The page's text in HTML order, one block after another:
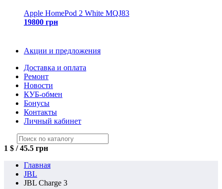
Apple HomePod 2 White MQJ83
19800 грн
Акции и предложения
Доставка и оплата
Ремонт
Новости
КУБ-обмен
Бонусы
Контакты
Личный кабинет
1 $ / 45.5 грн
Главная
JBL
JBL Charge 3